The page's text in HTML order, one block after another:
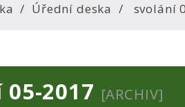
Úřední deska svolání
2017 [ARCHIV]